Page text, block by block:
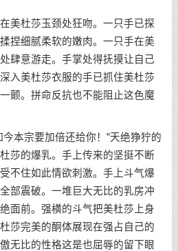
美杜莎玉颈处狂吻。一只手已探
捏细腻柔软的嫩肉。一只手在美
肆意游走。手掌处得抚摸让自己
入美杜莎衣服的手已抓住美杜莎
颤。拼命反抗也不能阻止这色魔
本宗要加倍还给你！”天绝狰狞的
莎的爆乳。手上传来的坚挺不断
不住如此情欲刺激。手上斗气爆
部震破。一堆巨大无比的乳房冲
面前。强横的斗气把美杜莎上身
莎完美的酮体展现在强占自己的
无比的性格这是也屈辱的留下眼